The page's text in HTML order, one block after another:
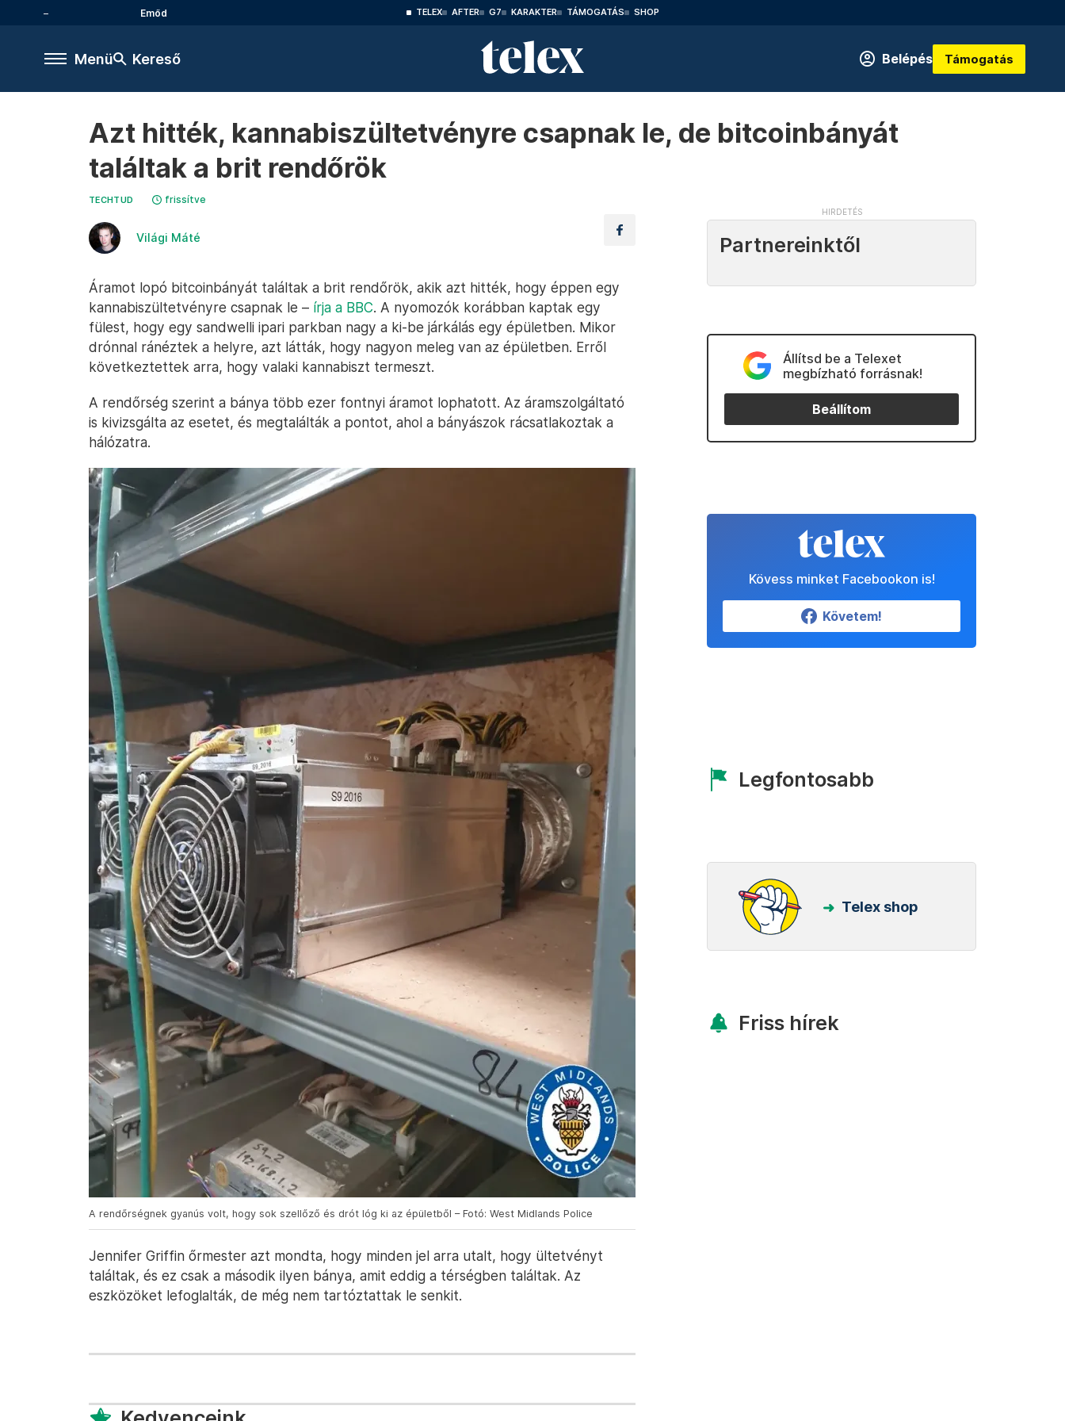
Emőd TELEX AFTER G7 KARAKTER TÁMOGATÁS SHOP
Menü Kereső Belépés Támogatás
Azt hitték, kannabiszültetvényre csapnak le, de bitcoinbányát
találtak a brit rendőrök
TECHTUD frissítve
Világi Máté
Áramot lopó bitcoinbányát találtak a brit rendőrök, akik azt hitték, hogy éppen egy
kannabiszültetvényre csapnak le – írja a BBC. A nyomozók korábban kaptak egy
fülest, hogy egy sandwelli ipari parkban nagy a ki-be járkálás egy épületben. Mikor
drónnal ránéztek a helyre, azt látták, hogy nagyon meleg van az épületben. Erről
következtettek arra, hogy valaki kannabiszt termeszt.
A rendőrség szerint a bánya több ezer fontnyi áramot lophatott. Az áramszolgáltató
is kivizsgálta az esetet, és megtalálták a pontot, ahol a bányászok rácsatlakoztak a
hálózatra.
A rendőrségnek gyanús volt, hogy sok szellőző és drót lóg ki az épületből – Fotó: West Midlands Police
Jennifer Griffin őrmester azt mondta, hogy minden jel arra utalt, hogy ültetvényt
találtak, és ez csak a második ilyen bánya, amit eddig a térségben találtak. Az
eszközöket lefoglalták, de még nem tartóztattak le senkit.
Partnereinktől
Állítsd be a Telexet
megbízható forrásnak!
Beállítom
Kövess minket Facebookon is!
Követem!
Legfontosabb
Telex shop
Friss hírek